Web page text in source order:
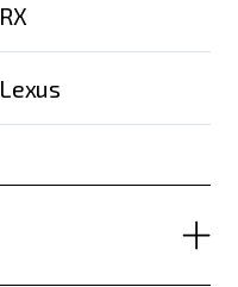
RX
Lexus